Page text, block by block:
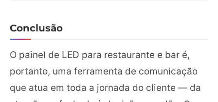
Conclusão
O painel de LED para restaurante e bar é,
portanto, uma ferramenta de comunicação
que atua em toda a jornada do cliente — da